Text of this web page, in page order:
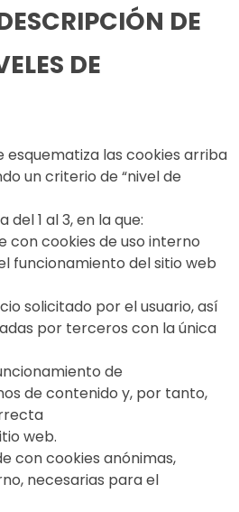
DE
DE
esquematiza las cookies arriba
un criterio de “nivel de
1 al 3, en la que:
con cookies de uso interno
funcionamiento del sitio web
solicitado por el usuario, así
por terceros con la única
de
de contenido y, por tanto,
web.
con cookies anónimas,
necesarias para el